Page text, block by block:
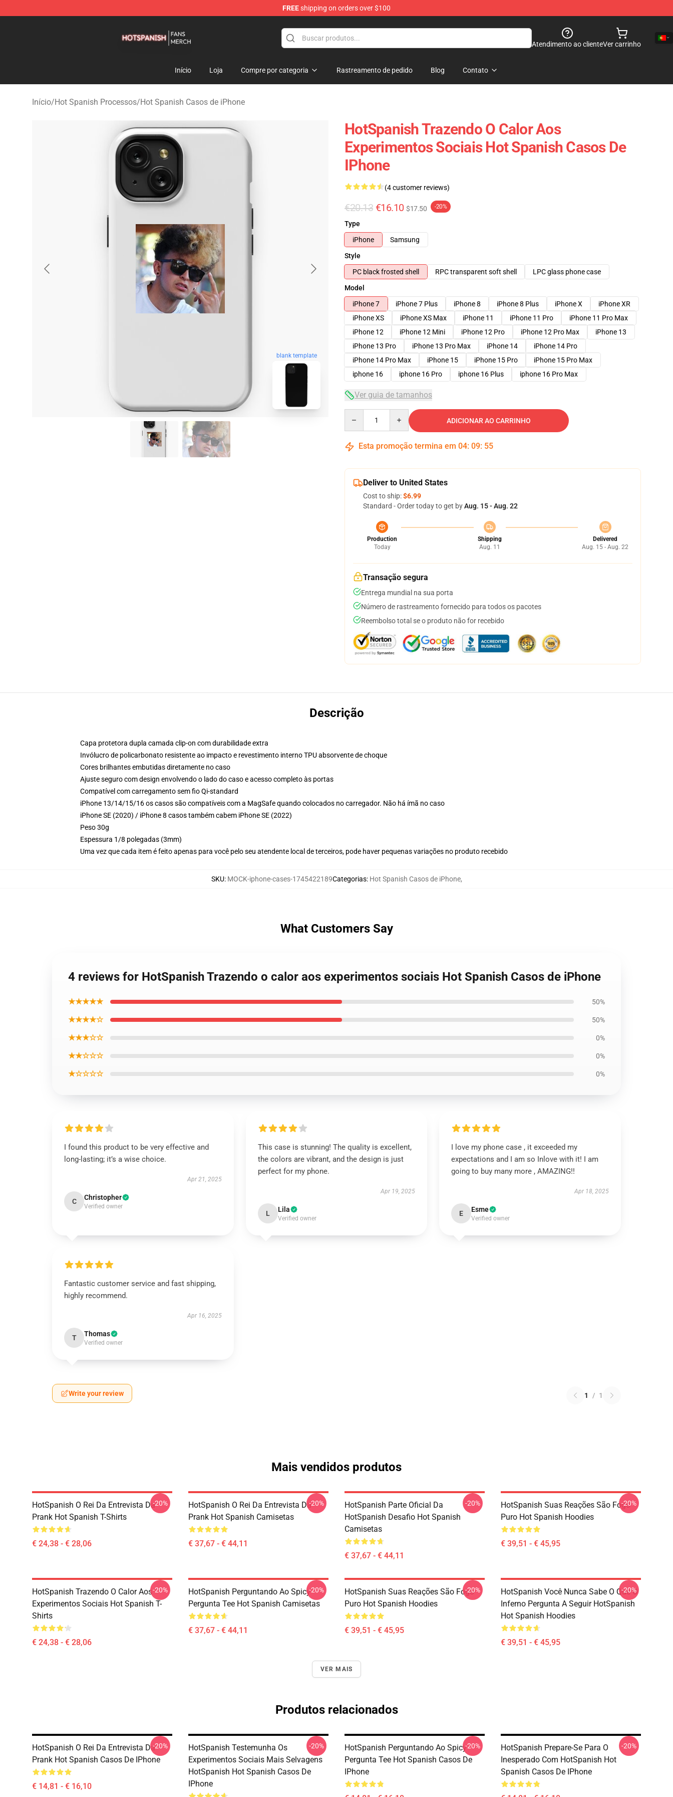
FREEshipping on orders over $100
Atendimento ao clienteVer carrinho
Início Loja Compre por categoria Rastreamento de pedido Blog Contato
Início/Hot Spanish Processos/Hot Spanish Casos de iPhone
blank template
HotSpanish Trazendo O Calor Aos
Experimentos Sociais Hot Spanish Casos De
IPhone
(4 customer reviews)
€20.13 €16.10 $17.50 -20%
Type
iPhone
Samsung
Style
PC black frosted shell
RPC transparent soft shell
LPC glass phone case
Model
iPhone 7
iPhone 7 Plus iPhone 8 iPhone 8 Plus iPhone X
iPhone XR
iPhone XS
iPhone XS Max iPhone 11 iPhone 11 Pro
iPhone 11 Pro Max
iPhone 12
iPhone 12 Mini iPhone 12 Pro iPhone 12 Pro Max
iPhone 13
iPhone 13 Pro
iPhone 13 Pro Max iPhone 14
iPhone 14 Pro
iPhone 14 Pro Max
iPhone 15 iPhone 15 Pro
iPhone 15 Pro Max
iphone 16
iphone 16 Pro iphone 16 Plus iphone 16 Pro Max
Ver guia de tamanhos
ADICIONAR AO CARRINHO
Esta promoção termina em 04: 09: 54
Deliver to United States
Cost to ship:$6.99
Standard - Order today to get byAug. 15 - Aug. 22
Production
Today
Shipping
Aug. 11
Delivered
Aug. 15 - Aug. 22
Transação segura
Entrega mundial na sua porta
Número de rastreamento fornecido para todos os pacotes
Reembolso total se o produto não for recebido
Descrição
Capa protetora dupla camada clip-on com durabilidade extra
Invólucro de policarbonato resistente ao impacto e revestimento interno TPU absorvente de choque
Cores brilhantes embutidas diretamente no caso
Ajuste seguro com design envolvendo o lado do caso e acesso completo às portas
Compatível com carregamento sem fio Qi-standard
iPhone 13/14/15/16 os casos são compatíveis com a MagSafe quando colocados no carregador. Não há ímã no caso
iPhone SE (2020) / iPhone 8 casos também cabem iPhone SE (2022)
Peso 30g
Espessura 1/8 polegadas (3mm)
Uma vez que cada item é feito apenas para você pelo seu atendente local de terceiros, pode haver pequenas variações no produto recebido
SKU: MOCK-iphone-cases-1745422189Categorias: Hot Spanish Casos de iPhone,
What Customers Say
4 reviews for HotSpanish Trazendo o calor aos experimentos sociais Hot Spanish Casos de iPhone
★★★★★ 50%
★★★★☆ 50%
★★★☆☆ 0%
★★☆☆☆ 0%
★☆☆☆☆ 0%
I found this product to be very effective and
long-lasting; it’s a wise choice.
Apr 21, 2025
C Christopher
Verified owner
This case is stunning! The quality is excellent,
the colors are vibrant, and the design is just
perfect for my phone.
Apr 19, 2025
L Lila
Verified owner
I love my phone case , it exceeded my
expectations and I am so Inlove with it! I am
going to buy many more , AMAZING!!
Apr 18, 2025
E Esme
Verified owner
Fantastic customer service and fast shipping,
highly recommend.
Apr 16, 2025
T Thomas
Verified owner
Write your review 1 / 1
Mais vendidos produtos
HotSpanish O Rei Da Entrevista Da
Prank Hot Spanish T-Shirts
€ 24,38 - € 28,06
-20%
HotSpanish O Rei Da Entrevista Da
Prank Hot Spanish Camisetas
€ 37,67 - € 44,11
-20%
HotSpanish Parte Oficial Da
HotSpanish Desafio Hot Spanish
Camisetas
€ 37,67 - € 44,11
-20%
HotSpanish Suas Reações São Fogo
Puro Hot Spanish Hoodies
€ 39,51 - € 45,95
-20%
HotSpanish Trazendo O Calor Aos
Experimentos Sociais Hot Spanish T-
Shirts
€ 24,38 - € 28,06
-20%
HotSpanish Perguntando Ao Spicy
Pergunta Tee Hot Spanish Camisetas
€ 37,67 - € 44,11
-20%
HotSpanish Suas Reações São Fogo
Puro Hot Spanish Hoodies
€ 39,51 - € 45,95
-20%
HotSpanish Você Nunca Sabe O Que O
Inferno Pergunta A Seguir HotSpanish
Hot Spanish Hoodies
€ 39,51 - € 45,95
-20%
VER MAIS
Produtos relacionados
HotSpanish O Rei Da Entrevista Da
Prank Hot Spanish Casos De IPhone
€ 14,81 - € 16,10
-20%
HotSpanish Testemunha Os
Experimentos Sociais Mais Selvagens
HotSpanish Hot Spanish Casos De
IPhone
-20%
HotSpanish Perguntando Ao Spicy
Pergunta Tee Hot Spanish Casos De
IPhone
-20%
HotSpanish Prepare-Se Para O
Inesperado Com HotSpanish Hot
Spanish Casos De IPhone
-20%